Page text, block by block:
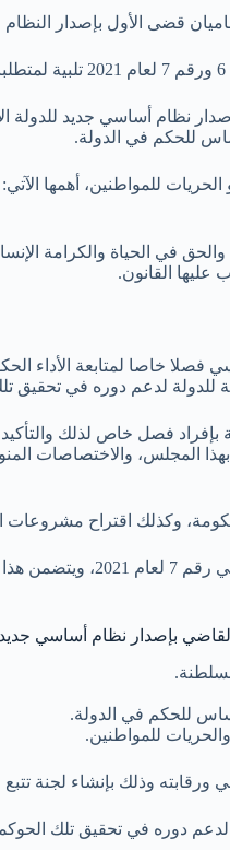
قضى الأول بإصدار
المرسوم رقم 6 لعام 2021 القاضي
للحكم في الدولة.
للمواطنين، أهمها
في الحياة والكرامة
عليها القانون.
خاصا لمتابعة الأداء
للدولة لدعم دوره في تحقيق
بإفراد فصل خاص لذلك
المجلس، والاختصاصات
وكذلك اقتراح
كما صدر قانون
للحكم في الدولة.
للمواطنين.
ورقابته وذلك بإنشاء لجنة
لدعم دوره في تحقيق تلك